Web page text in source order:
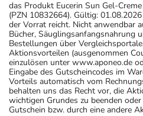
empfindlicher reagiert.
- Bei Frauen im gebärfähigen
unter Umständen auch eine
wirksame
Sie hierzu Ihren Arzt oder
- Bei Männern im
und unter Umständen auch
Therapie wirksame
das Produkt Eucerin Sun Gel-
(PZN 10832664). Gültig:
der Vorrat reicht. Nicht anwendbar
Bücher, Säuglingsanfangsnahrung
Bestellungen über
Aktionsvorteilen (ausgenommen
einzulösen unter www.aponeo.de
Eingabe des Gutscheincodes im
Vorteils automatisch vom
behalten uns das Recht vor, die
wichtigen Grundes zu beenden
Gutschein bzw. durch eine andere